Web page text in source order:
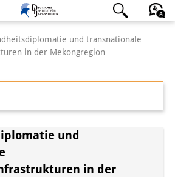
&
日本語 English Deutsch
und transnationale
in der Mekongregion
und
in der